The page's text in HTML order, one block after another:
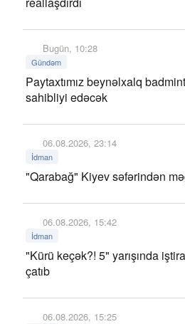
Bugün, 10:28
Gündəm
Paytaxtımız beynəlxalq
sahibliyi edəcək
06.08.2026, 23:14
İdman
"Qarabağ" Kiyev səfərindən
06.08.2026, 15:42
İdman
"Kürü keçək?! 5" yarışında
çatıb
06.08.2026, 15:25